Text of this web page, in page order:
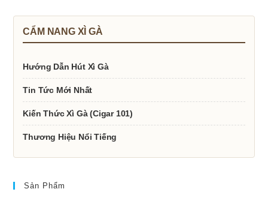
CẨM NANG XÌ GÀ
Hướng Dẫn Hút Xì Gà
Tin Tức Mới Nhất
Kiến Thức Xì Gà (Cigar 101)
Thương Hiệu Nổi Tiếng
Sản Phẩm